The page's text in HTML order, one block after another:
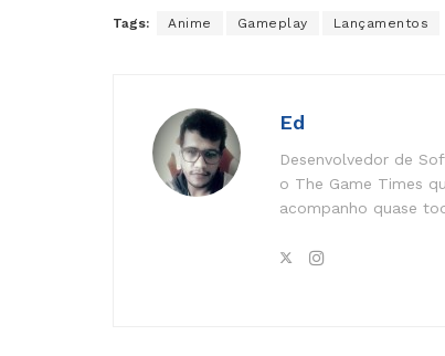
Tags: Anime Gameplay Lançamentos
Ed
Desenvolvedor de
o The Game Times
acompanho quase